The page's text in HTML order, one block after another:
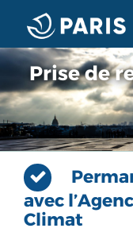
Prise de
avec
Climat